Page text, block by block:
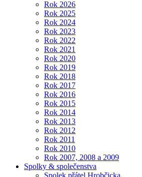
Rok 2026
Rok 2025
Rok 2024
Rok 2023
Rok 2022
Rok 2021
Rok 2020
Rok 2019
Rok 2018
Rok 2017
Rok 2016
Rok 2015
Rok 2014
Rok 2013
Rok 2012
Rok 2011
Rok 2010
Rok 2007, 2008 a 2009
Spolky & společenstva
Spolek přátel Hrobčicka